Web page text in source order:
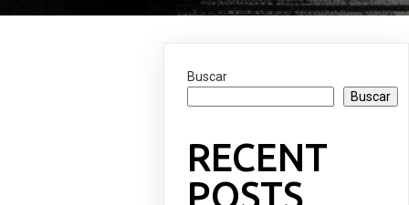
Buscar
Buscar
RECENT
POSTS